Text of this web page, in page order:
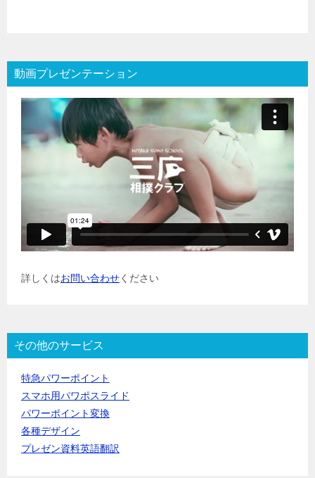
動画プレゼンテーション
詳しくはお問い合わせください
その他のサービス
特急パワーポイント
スマホ用パワポスライド
パワーポイント変換
各種デザイン
プレゼン資料英語翻訳